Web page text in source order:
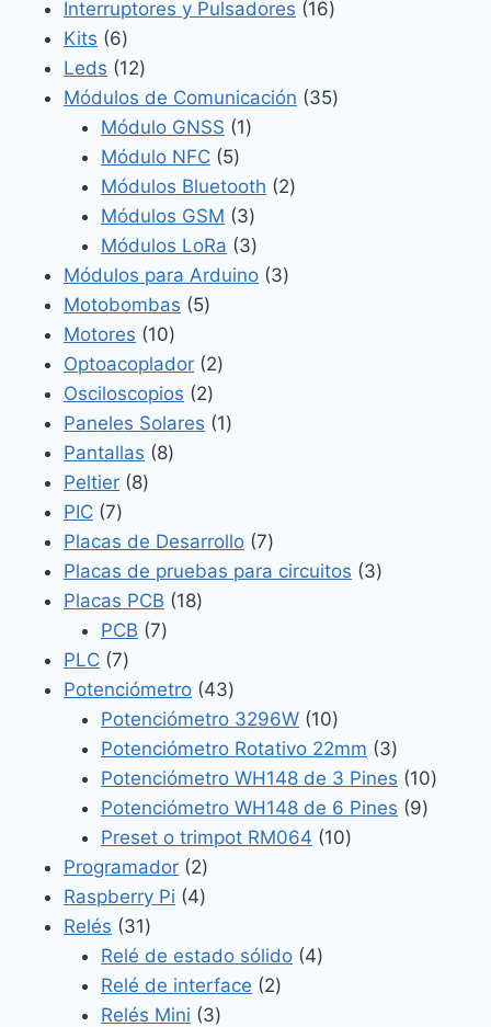
productos
Interruptores y Pulsadores 1616
Kits 66
productos
Leds 1212
productos
Módulos de Comunicación 3535
Módulo GNSS 11
Módulo NFC 55
productos
Módulos Bluetooth 22
Módulos GSM 33
productos
Módulos LoRa 33
productos
Módulos para Arduino 33
Motobombas 55
Motores 1010
productos
Optoacoplador 22
Osciloscopios 22
productos
Paneles Solares 11
Pantallas 88
Peltier 88
PIC 77
productos
Placas de Desarrollo 77
productos
Placas de pruebas para circuitos 33
Placas PCB 1818
PCB 77
PLC 77
productos
Potenciómetro 4343
productos
Potenciómetro 3296W 1010
productos
Potenciómetro Rotativo 22mm 33
productos
Potenciómetro WH148 de 3 Pines 1010
Potenciómetro WH148 de 6 Pines 99
Preset o trimpot RM064 1010
Programador 22
productos
Raspberry Pi 44
Relés 3131
productos
Relé de estado sólido 44
Relé de interface 22
Relés Mini 33